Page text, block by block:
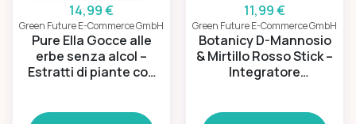
14,99 €
Green Future E-Commerce GmbH
Pure Ella Gocce alle
erbe senza alcol –
Estratti di piante con
11,99 €
Green Future E-Commerce GmbH
Botanicy D-Mannosio
& Mirtillo Rosso Stick –
Integratore